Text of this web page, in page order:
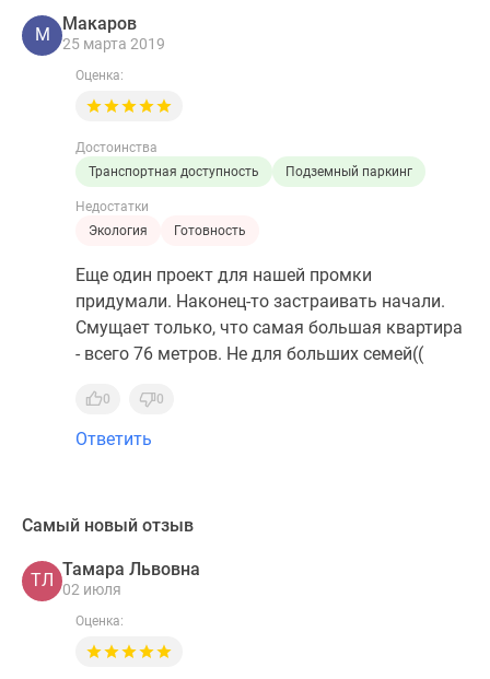
М
Макаров
25 марта 2019
Оценка:
Достоинства
Транспортная доступность
Подземный паркинг
Недостатки
Экология
Готовность
Еще один проект для нашей промки
придумали. Наконец-то застраивать начали.
Смущает только, что самая большая квартира
- всего 76 метров. Не для больших семей((
0 0
Ответить
Самый новый отзыв
ТЛ
Тамара Львовна
02 июля
Оценка: